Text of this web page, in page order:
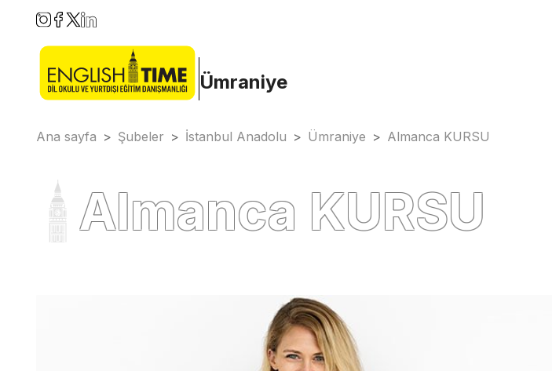
Ümraniye
Ana sayfa > Şubeler > İstanbul Anadolu > Ümraniye > Almanca KURSU
Almanca KURSU